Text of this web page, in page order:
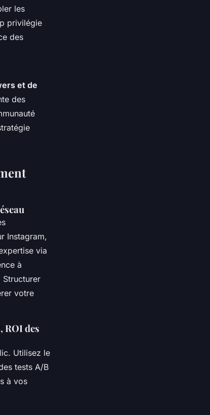
les
privilégie
des
et de
des
Instagram,
via
à
Structurer
votre
ROI des
Utilisez le
tests A/B
à vos